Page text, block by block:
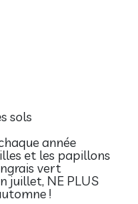
sols
année
et les papillons
vert
juillet, NE PLUS
!